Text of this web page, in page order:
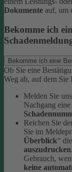
Dokumente auf, um
Bekomme ich
Bekomme ich eine
Ob Sie eine
Weg ab, auf dem Sie
Melden Sie
Nachgang eine
Reichen Sie
Sie im
Überblick“
auszudrucken
Gebrauch,
keine